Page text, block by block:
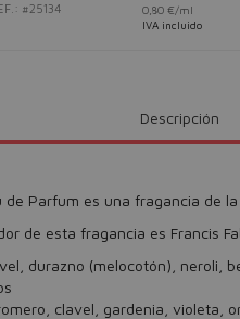
#25134
0,80 €/ml
IVA incluido
Descripción
de Parfum es una fragancia de
de esta fragancia es Francis
durazno (melocotón), neroli,
clavel, gardenia, violeta,